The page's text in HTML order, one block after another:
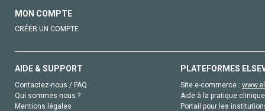
MON COMPTE
CRÉER UN COMPTE
AIDE & SUPPORT
Contactez-nous / FAQ
Qui sommes-nous ?
Mentions légales
PLATEFORMES
Site e-commerce :
Aide à la pratique
Portail pour les